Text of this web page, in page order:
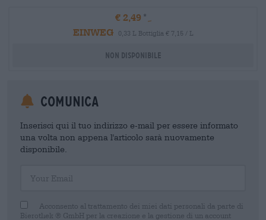
€ 2,49
EINWEG
0,33 L Bottiglia € 7,15 / L
Non disponibile
Comunica
Inserisci qui il tuo indirizzo e-mail per essere informato
una volta non appena l'articolo sarà nuovamente
disponibile.
Acconsento al trattamento dei miei dati personali da parte di
Bierothek ® GmbH per la creazione e la gestione di un account